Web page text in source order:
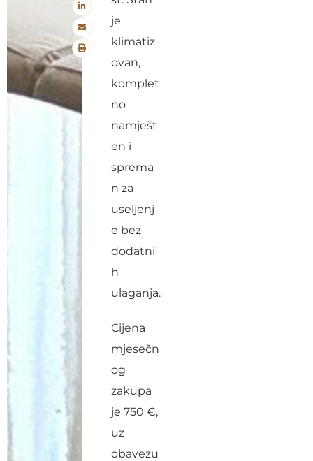
je
klimatiz
ovan,
komplet
no
namješt
en i
sprema
n za
useljenj
e bez
dodatni
h
ulaganja.
Cijena
mjesečn
og
zakupa
je 750 €,
uz
obavezu